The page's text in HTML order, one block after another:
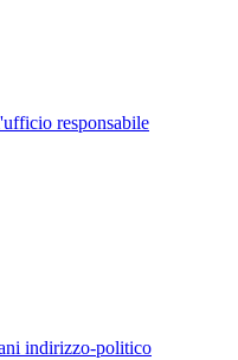
responsabile
indirizzo-politico